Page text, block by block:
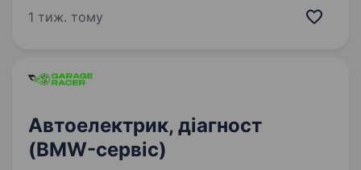
сучасних автомобілів та роботі з програмним
1 тиж. тому
Автоелектрик, діагност
(BMW-сервіс)